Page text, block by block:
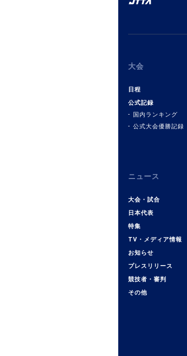
大会
日程
公式記録
国内ランキング
公式大会優勝記録
ニュース
大会・試合
日本代表
特集
TV・メディア情報
お知らせ
プレスリリース
競技者・審判
その他